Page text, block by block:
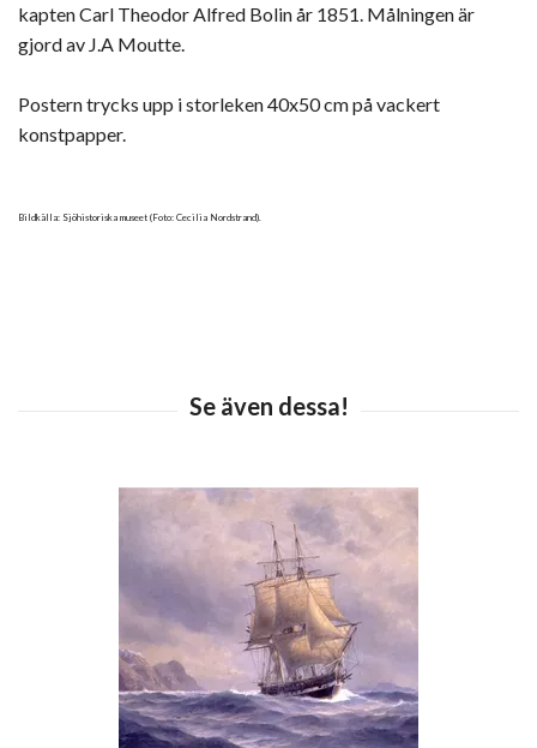
kapten Carl Theodor Alfred Bolin år 1851. Målningen är
gjord av J.A Moutte.
Postern trycks upp i storleken 40x50 cm på vackert
konstpapper.
Bildkälla: Sjöhistoriska museet (Foto: Cecilia Nordstrand).